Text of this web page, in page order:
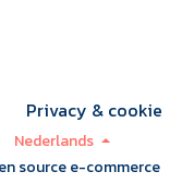
Privacy & cookie
Nederlands
source e-commerce